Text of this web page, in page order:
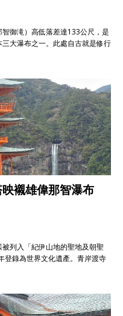
御滝）高低落差達133公尺，是
大瀑布之一。此處自古就是修行
映襯雄偉那智瀑布
列入「紀伊山地的聖地及朝聖
登錄為世界文化遺產。青岸渡寺